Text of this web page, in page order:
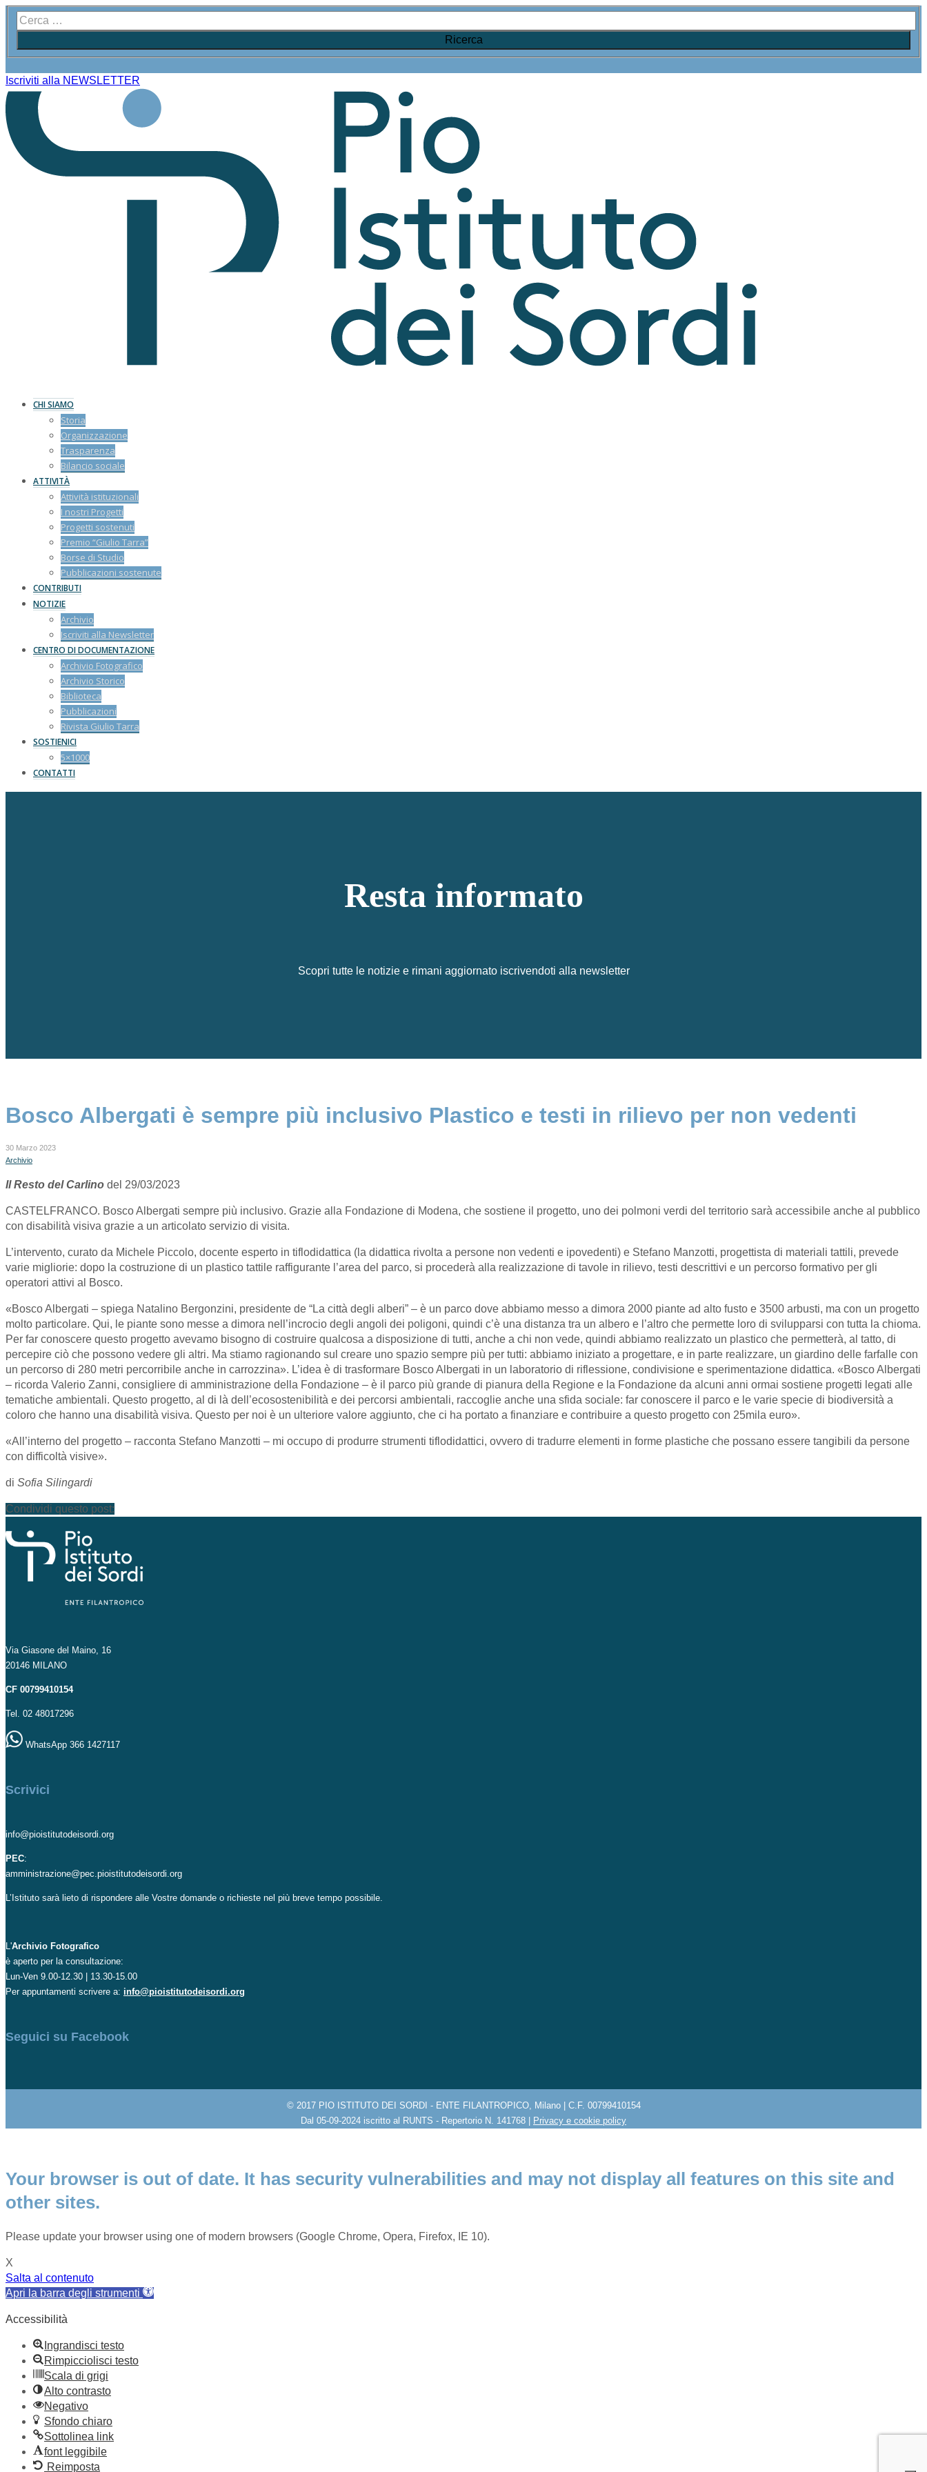
Iscriviti alla NEWSLETTER
CHI SIAMO
Storia
Organizzazione
Trasparenza
Bilancio sociale
ATTIVITÀ
Attività istituzionali
I nostri Progetti
Progetti sostenuti
Premio “Giulio Tarra”
Borse di Studio
Pubblicazioni sostenute
CONTRIBUTI
NOTIZIE
Archivio
Iscriviti alla Newsletter
CENTRO DI DOCUMENTAZIONE
Archivio Fotografico
Archivio Storico
Biblioteca
Pubblicazioni
Rivista Giulio Tarra
SOSTIENICI
5×1000
CONTATTI
Resta informato
Scopri tutte le notizie e rimani aggiornato iscrivendoti alla newsletter
Bosco Albergati è sempre più inclusivo Plastico e testi in rilievo per non vedenti
30 Marzo 2023
Archivio
Il Resto del Carlino del 29/03/2023
CASTELFRANCO. Bosco Albergati sempre più inclusivo. Grazie alla Fondazione di Modena, che sostiene il progetto, uno dei polmoni verdi del territorio sarà accessibile anche al pubblico
con disabilità visiva grazie a un articolato servizio di visita.
L’intervento, curato da Michele Piccolo, docente esperto in tiflodidattica (la didattica rivolta a persone non vedenti e ipovedenti) e Stefano Manzotti, progettista di materiali tattili, prevede
varie migliorie: dopo la costruzione di un plastico tattile raffigurante l’area del parco, si procederà alla realizzazione di tavole in rilievo, testi descrittivi e un percorso formativo per gli
operatori attivi al Bosco.
«Bosco Albergati – spiega Natalino Bergonzini, presidente de “La città degli alberi” – è un parco dove abbiamo messo a dimora 2000 piante ad alto fusto e 3500 arbusti, ma con un progetto
molto particolare. Qui, le piante sono messe a dimora nell’incrocio degli angoli dei poligoni, quindi c’è una distanza tra un albero e l’altro che permette loro di svilupparsi con tutta la chioma.
Per far conoscere questo progetto avevamo bisogno di costruire qualcosa a disposizione di tutti, anche a chi non vede, quindi abbiamo realizzato un plastico che permetterà, al tatto, di
percepire ciò che possono vedere gli altri. Ma stiamo ragionando sul creare uno spazio sempre più per tutti: abbiamo iniziato a progettare, e in parte realizzare, un giardino delle farfalle con
un percorso di 280 metri percorribile anche in carrozzina». L’idea è di trasformare Bosco Albergati in un laboratorio di riflessione, condivisione e sperimentazione didattica. «Bosco Albergati
– ricorda Valerio Zanni, consigliere di amministrazione della Fondazione – è il parco più grande di pianura della Regione e la Fondazione da alcuni anni ormai sostiene progetti legati alle
tematiche ambientali. Questo progetto, al di là dell’ecosostenibilità e dei percorsi ambientali, raccoglie anche una sfida sociale: far conoscere il parco e le varie specie di biodiversità a
coloro che hanno una disabilità visiva. Questo per noi è un ulteriore valore aggiunto, che ci ha portato a finanziare e contribuire a questo progetto con 25mila euro».
«All’interno del progetto – racconta Stefano Manzotti – mi occupo di produrre strumenti tiflodidattici, ovvero di tradurre elementi in forme plastiche che possano essere tangibili da persone
con difficoltà visive».
di Sofia Silingardi
Condividi questo post:
Via Giasone del Maino, 16
20146 MILANO
CF 00799410154
Tel. 02 48017296
WhatsApp 366 1427117
Scrivici
info@pioistitutodeisordi.org
PEC:
amministrazione@pec.pioistitutodeisordi.org
L’Istituto sarà lieto di rispondere alle Vostre domande o richieste nel più breve tempo possibile.
L'Archivio Fotografico
è aperto per la consultazione:
Lun-Ven 9.00-12.30 | 13.30-15.00
Per appuntamenti scrivere a: info@pioistitutodeisordi.org
Seguici su Facebook
© 2017 PIO ISTITUTO DEI SORDI - ENTE FILANTROPICO, Milano | C.F. 00799410154
Dal 05-09-2024 iscritto al RUNTS - Repertorio N. 141768 | Privacy e cookie policy
Your browser is out of date. It has security vulnerabilities and may not display all features on this site and
other sites.
Please update your browser using one of modern browsers (Google Chrome, Opera, Firefox, IE 10).
X
Salta al contenuto
Apri la barra degli strumenti
Accessibilità
Ingrandisci testo
Rimpicciolisci testo
Scala di grigi
Alto contrasto
Negativo
Sfondo chiaro
Sottolinea link
font leggibile
Reimposta